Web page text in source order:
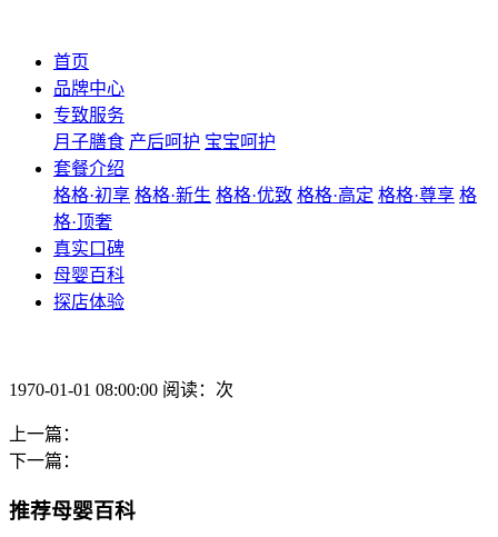
首页
品牌中心
专致服务
月子膳食 产后呵护 宝宝呵护
套餐介绍
格格·初享 格格·新生 格格·优致 格格·高定 格格·尊享 格
格·顶奢
真实口碑
母婴百科
探店体验
1970-01-01 08:00:00 阅读：次
上一篇：
下一篇：
推荐母婴百科